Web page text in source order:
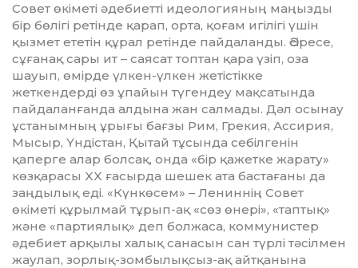
Совет өкіметі әдебиетті идео­ло­гияның маңызды
бір бөлігі ре­тінде қарап, орта, қо­ғам игілігі үшін
қызмет ететін құрал ретінде пайдаланды. Әсіресе,
сұғанақ са­ры ит – саясат топтан қара үзіп, оза
шауып, өмірде үлкен-үлкен же­­­тістікке
жеткендерді өз ұпайын тү­гендеу мақсатында
пайда­лан­ған­да алдына жан салмады. Дәл осынау
ұста­нымның ұрығы бағзы Рим, Грекия, Ассирия,
Мысыр, Үн­дістан, Қытай тұсында се­біл­­ге­нін
қаперге алар болсақ, онда «бір қа­жетке жарату»
көзқарасы XX ға­сырда ше­шек ата бастағаны да
заң­дылық еді. «Күн­көсем» – Ле­нин­нің Совет
өкіметі құрылмай тұ­­рып-ақ «сөз өнері», «таптық»
жә­не «пар­тия­лық» деп болжаса, ком­мунистер
әдебиет ар­қылы ха­лық санасын сан түрлі тәсілмен
жау­­лап, зорлық-зомбылықсыз-ақ айт­қа­нына